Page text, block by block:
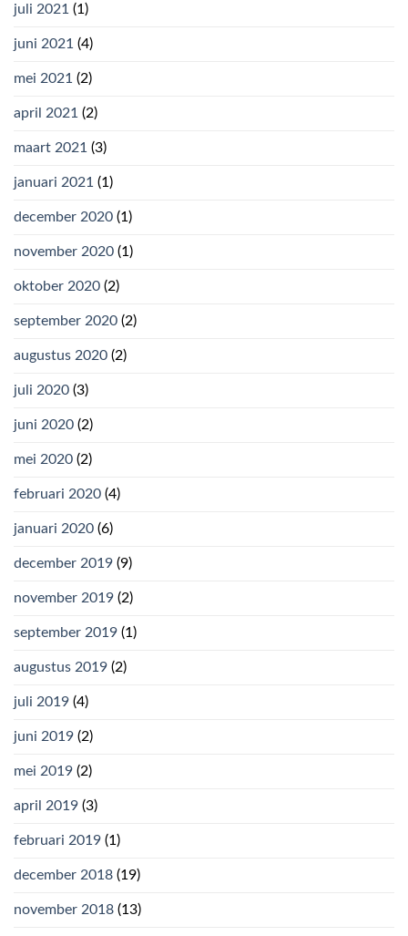
juli 2021 (1)
juni 2021 (4)
mei 2021 (2)
april 2021 (2)
maart 2021 (3)
januari 2021 (1)
december 2020 (1)
november 2020 (1)
oktober 2020 (2)
september 2020 (2)
augustus 2020 (2)
juli 2020 (3)
juni 2020 (2)
mei 2020 (2)
februari 2020 (4)
januari 2020 (6)
december 2019 (9)
november 2019 (2)
september 2019 (1)
augustus 2019 (2)
juli 2019 (4)
juni 2019 (2)
mei 2019 (2)
april 2019 (3)
februari 2019 (1)
december 2018 (19)
november 2018 (13)